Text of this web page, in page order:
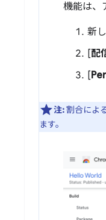
機能は、
新
[配
[
注:割合によ
ます。